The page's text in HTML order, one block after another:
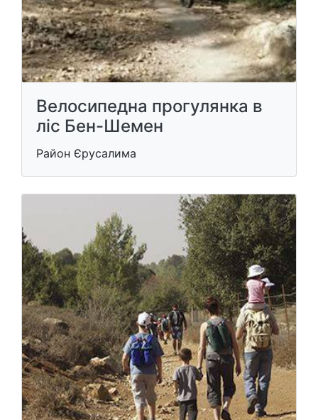
Велосипедна прогулянка в
ліс Бен-Шемен
Район Єрусалима